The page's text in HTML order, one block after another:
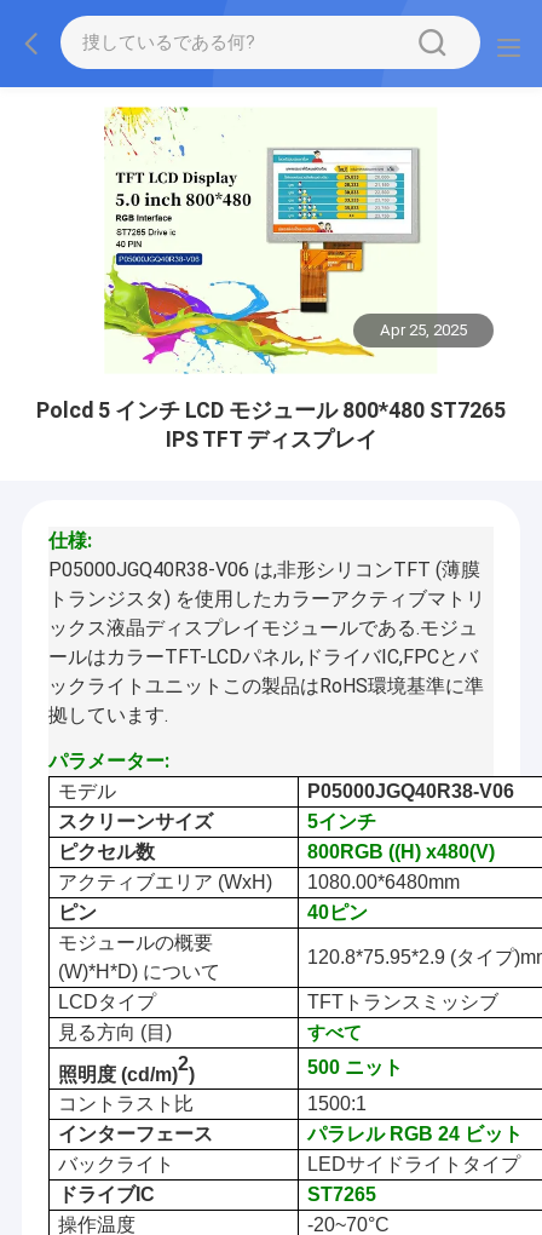
Apr 25, 2025
Polcd 5 インチ LCD モジュール 800*480 ST7265
IPS TFT ディスプレイ
仕様:
P05000JGQ40R38-V06 は,非形シリコンTFT (薄膜
トランジスタ) を使用したカラーアクティブマトリ
ックス液晶ディスプレイモジュールである.モジュ
ールはカラーTFT-LCDパネル,ドライバIC,FPCとバ
ックライトユニットこの製品はRoHS環境基準に準
拠しています.
パラメーター:
モデル
P05000JGQ40R38-V06
スクリーンサイズ
5インチ
ピクセル数
800RGB ((H) x480(V)
アクティブエリア (WxH)
1080.00*6480mm
ピン
40ピン
モジュールの概要
(W)*H*D) について
120.8*75.95*2.9 (タイプ)
LCDタイプ TFT トランスミッシブ
見る方向 (目)
すべて
照明度 (cd/m)
2
) 500 ニット
コントラスト比
1500:1
インターフェース
パラレル RGB 24 ビット
バックライト
LEDサイドライトタイプ
ドライブIC
ST7265
操作温度
-20~70°C